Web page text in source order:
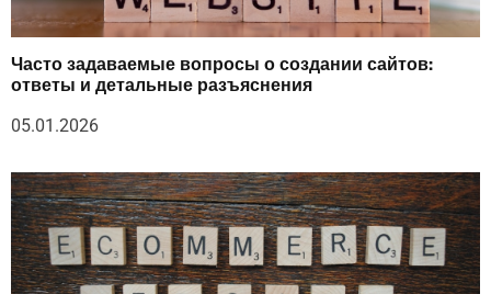
Часто задаваемые вопросы о создании сайтов:
ответы и детальные разъяснения
05.01.2026